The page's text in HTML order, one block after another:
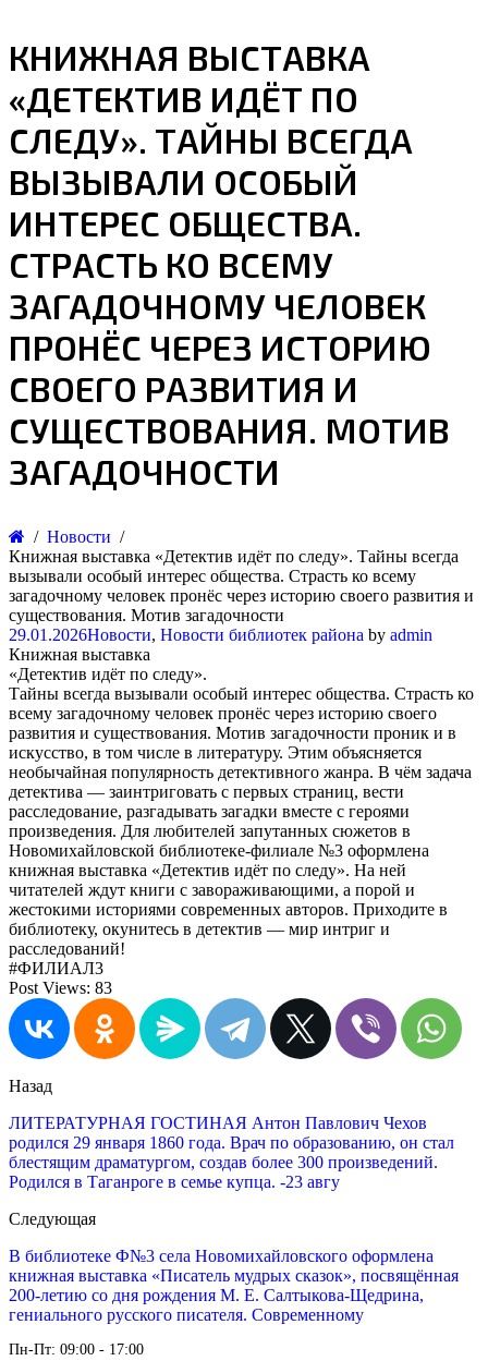
КНИЖНАЯ ВЫСТАВКА
«ДЕТЕКТИВ ИДЁТ ПО
СЛЕДУ». ТАЙНЫ ВСЕГДА
ВЫЗЫВАЛИ ОСОБЫЙ
ИНТЕРЕС ОБЩЕСТВА.
СТРАСТЬ КО ВСЕМУ
ЗАГАДОЧНОМУ ЧЕЛОВЕК
ПРОНЁС ЧЕРЕЗ ИСТОРИЮ
СВОЕГО РАЗВИТИЯ И
СУЩЕСТВОВАНИЯ. МОТИВ
ЗАГАДОЧНОСТИ
Новости
Книжная выставка «Детектив идёт по следу». Тайны всегда
вызывали особый интерес общества. Страсть ко всему
загадочному человек пронёс через историю своего развития и
существования. Мотив загадочности
29.01.2026Новости, Новости библиотек района by admin
Книжная выставка
«Детектив идёт по следу».
Тайны всегда вызывали особый интерес общества. Страсть ко
всему загадочному человек пронёс через историю своего
развития и существования. Мотив загадочности проник и в
искусство, в том числе в литературу. Этим объясняется
необычайная популярность детективного жанра. В чём задача
детектива — заинтриговать с первых страниц, вести
расследование, разгадывать загадки вместе с героями
произведения. Для любителей запутанных сюжетов в
Новомихайловской библиотеке-филиале №3 оформлена
книжная выставка «Детектив идёт по следу». На ней
читателей ждут книги с завораживающими, а порой и
жестокими историями современных авторов. Приходите в
библиотеку, окунитесь в детектив — мир интриг и
расследований!
#ФИЛИАЛ3
Post Views: 83
Назад
ЛИТЕРАТУРНАЯ ГОСТИНАЯ Антон Павлович Чехов
родился 29 января 1860 года. Врач по образованию, он стал
блестящим драматургом, создав более 300 произведений.
Родился в Таганроге в семье купца. -23 авгу
Следующая
В библиотеке Ф№3 села Новомихайловского оформлена
книжная выставка «Писатель мудрых сказок», посвящённая
200-летию со дня рождения М. Е. Салтыкова-Щедрина,
гениального русского писателя. Современному
Пн-Пт: 09:00 - 17:00